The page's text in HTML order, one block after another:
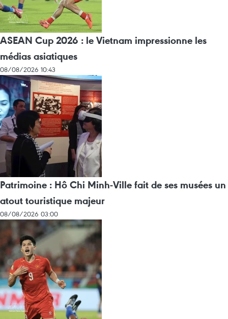
ASEAN Cup 2026 : le Vietnam impressionne les
médias asiatiques
08/08/2026 10:43
Patrimoine : Hô Chi Minh-Ville fait de ses musées un
atout touristique majeur
08/08/2026 03:00